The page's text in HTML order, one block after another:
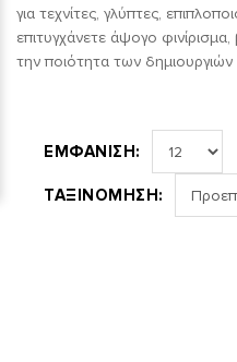
για τεχνίτες, γλύπτες,
επιτυγχάνετε άψογο
την ποιότητα των δημιουργιών
ΕΜΦΑΝΙΣΗ:
ΤΑΞΙΝΟΜΗΣΗ: